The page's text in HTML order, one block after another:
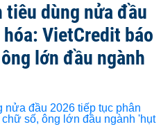
dùng nửa đầu
VietCredit báo
lớn đầu ngành